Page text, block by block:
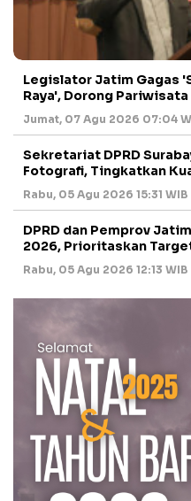
Legislator Jatim Gagas
Raya', Dorong
Jumat, 07 Agu 2026 07:04
Sekretariat DPRD
Fotografi, Tingkatkan
Rabu, 05 Agu 2026 15:31 WIB
DPRD dan Pemprov
2026, Prioritaskan
Rabu, 05 Agu 2026 12:13 WIB